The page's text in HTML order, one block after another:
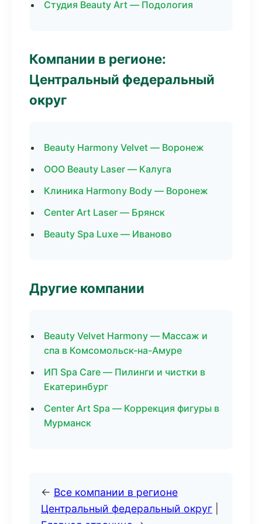
Студия Beauty Art — Подология
Компании в регионе:
Центральный федеральный
округ
Beauty Harmony Velvet — Воронеж
ООО Beauty Laser — Калуга
Клиника Harmony Body — Воронеж
Center Art Laser — Брянск
Beauty Spa Luxe — Иваново
Другие компании
Beauty Velvet Harmony — Массаж и
спа в Комсомольск-на-Амуре
ИП Spa Care — Пилинги и чистки в
Екатеринбург
Center Art Spa — Коррекция фигуры в
Мурманск
← Все компании в регионе
Центральный федеральный округ